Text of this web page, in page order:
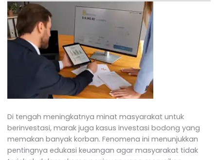
Di tengah meningkatnya minat masyarakat untuk
berinvestasi, marak juga kasus investasi bodong yang
memakan banyak korban. Fenomena ini menunjukkan
pentingnya edukasi keuangan agar masyarakat tidak